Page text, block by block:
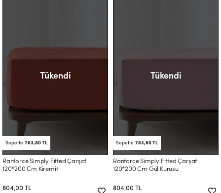
Sepette 763,80 TL
Tükendi
Ranforce Simply Fitted Çarşaf
120*200 Cm Kiremit
804,00 TL
Sepette 763,80 TL
Tükendi
Ranforce Simply Fitted Çarşaf
120*200 Cm Gül Kurusu
804,00 TL